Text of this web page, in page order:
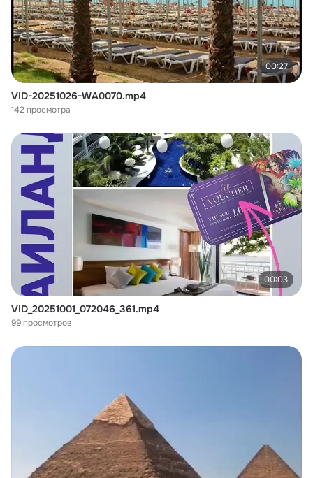
00:27
VID-20251026-WA0070.mp4
142 просмотра
00:03
VID_20251001_072046_361.mp4
99 просмотров